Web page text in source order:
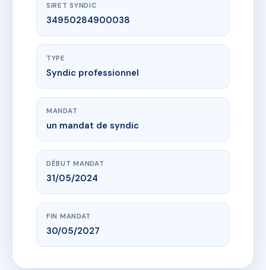
SIRET SYNDIC
34950284900038
TYPE
Syndic professionnel
MANDAT
un mandat de syndic
DÉBUT MANDAT
31/05/2024
FIN MANDAT
30/05/2027